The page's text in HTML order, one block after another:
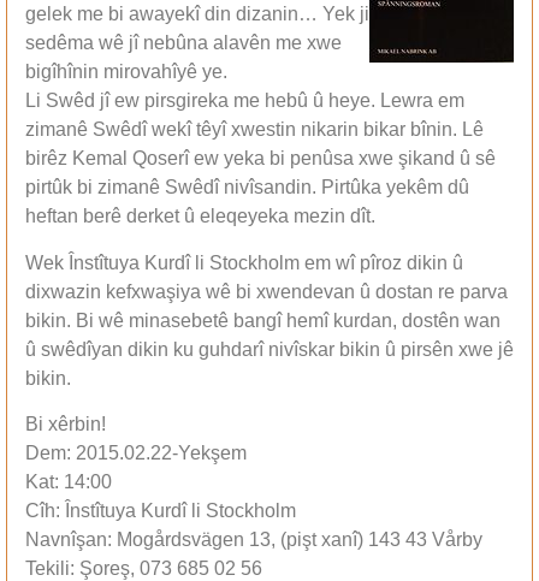
gelek me bi awayekî din dizanin… Yek ji
sedêma wê jî nebûna alavên me xwe
bigîhînin mirovahîyê ye.
Li Swêd jî ew pirsgireka me hebû û heye. Lewra em
zimanê Swêdî wekî têyî xwestin nikarin bikar bînin. Lê
birêz Kemal Qoserî ew yeka bi penûsa xwe şikand û sê
pirtûk bi zimanê Swêdî nivîsandin. Pirtûka yekêm dû
heftan berê derket û eleqeyeka mezin dît.
Wek Înstîtuya Kurdî li Stockholm em wî pîroz dikin û
dixwazin kefxwaşiya wê bi xwendevan û dostan re parva
bikin. Bi wê minasebetê bangî hemî kurdan, dostên wan
û swêdîyan dikin ku guhdarî nivîskar bikin û pirsên xwe jê
bikin.
Bi xêrbin!
Dem: 2015.02.22-Yekşem
Kat: 14:00
Cîh: Înstîtuya Kurdî li Stockholm
Navnîşan: Mogårdsvägen 13, (pişt xanî) 143 43 Vårby
Tekili: Şoreş, 073 685 02 56